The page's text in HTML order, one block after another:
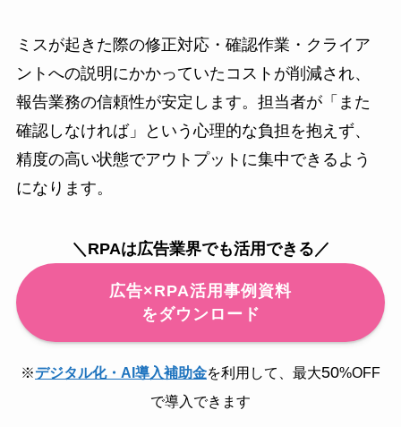
ミスが起きた際の修正対応・確認作業・クライア
ントへの説明にかかっていたコストが削減され、
報告業務の信頼性が安定します。担当者が「また
確認しなければ」という心理的な負担を抱えず、
精度の高い状態でアウトプットに集中できるよう
になります。
＼RPAは広告業界でも活用できる／
広告×RPA活用事例資料
をダウンロード
※デジタル化・AI導入補助金を利用して、最大50%OFF
で導入できます